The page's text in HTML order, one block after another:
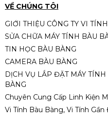
VỀ CHÚNG TÔI
GIỚI THIỆU CÔNG TY VI
SỬA CHỮA MÁY TÍNH BÀU
TIN HỌC BÀU BÀNG
CAMERA BÀU BÀNG
DỊCH VỤ LẮP ĐẶT MÁY
BÀNG
Chuyên Cung Cấp Linh Kiện
Vi Tính Bàu Bàng, Vi Tính